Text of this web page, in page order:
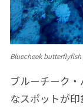
Bluecheek
ブルーチーク
なスポットが